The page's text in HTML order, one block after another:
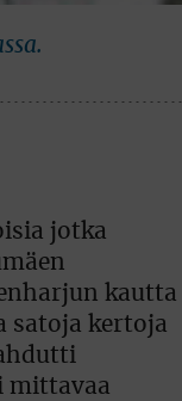
jotka
kautta
satoja kertoja
mittavaa